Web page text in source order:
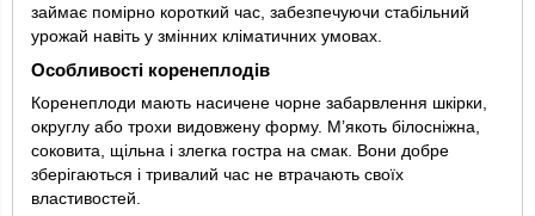
займає помірно короткий час, забезпечуючи стабільний
урожай навіть у змінних кліматичних умовах.
Особливості коренеплодів
Коренеплоди мають насичене чорне забарвлення шкірки,
округлу або трохи видовжену форму. М’якоть білосніжна,
соковита, щільна і злегка гостра на смак. Вони добре
зберігаються і тривалий час не втрачають своїх
властивостей.